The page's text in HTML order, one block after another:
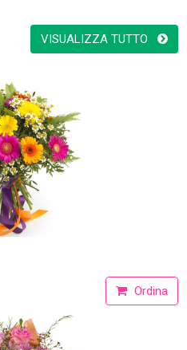
VISUALIZZA TUTTO
Ordina